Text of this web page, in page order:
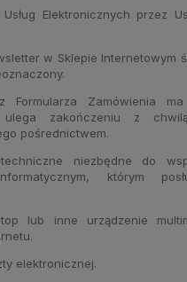
Elektronicznych przez
w Sklepie Internetowym
Formularza Zamówienia
zakończeniu z chwilą
pośrednictwem.
niezbędne do
którym
lub inne urządzenie
elektronicznej.